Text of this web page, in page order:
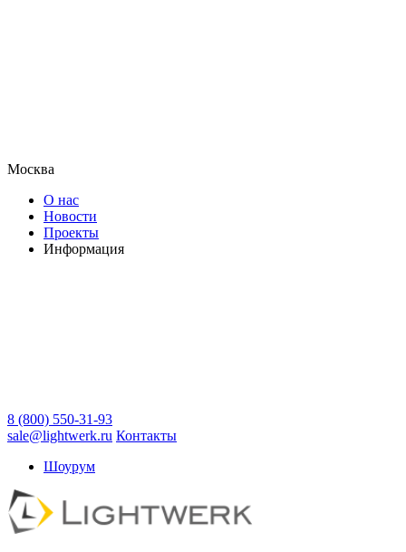
Москва
О нас
Новости
Проекты
Информация
8 (800) 550-31-93
sale@lightwerk.ru Контакты
Шоурум